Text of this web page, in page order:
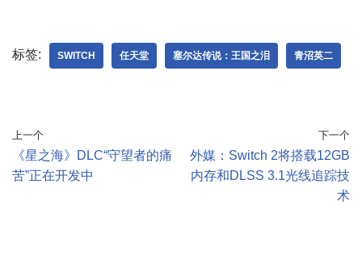
标签: SWITCH 任天堂 塞尔达传说：王国之泪 青沼英二
上一个
《星之海》DLC“守望者的痛
苦”正在开发中
下一个
外媒：Switch 2将搭载12GB
内存和DLSS 3.1光线追踪技
术